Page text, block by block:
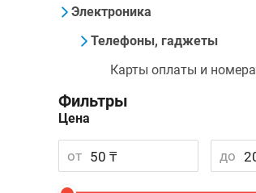
Электроника
Телефоны, гаджеты
Карты оплаты и номера
Фильтры
Цена
от до